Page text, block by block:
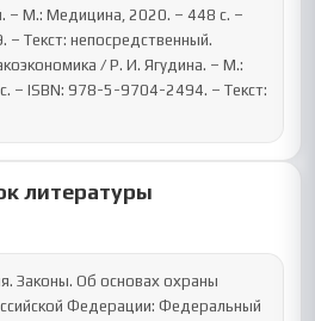
– М.: Медицина, 2020. – 448 с. –
Текст: непосредственный.
/ Р. И. Ягудина. – М.:
– ISBN: 978-5-9704-2494. – Текст:
литературы
Законы. Об основах охраны
Федерации: Федеральный